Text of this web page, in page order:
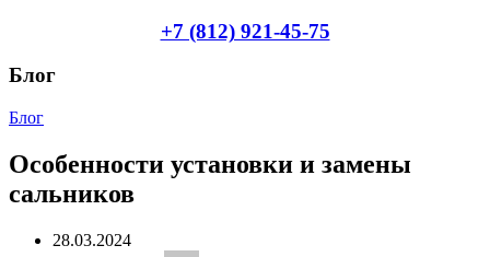
+7 (812) 921-45-75
Блог
Блог
Особенности установки и замены
сальников
28.03.2024